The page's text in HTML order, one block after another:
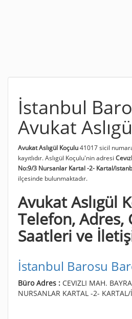
İstanbul
Avukat
Avukat Aslıgül Koçulu41017 sicil
kayıtlıdır. Aslıgül Koçulu'nin adresi
No:9/3 Nursanlar Kartal -2- Kartal/
ilçesinde bulunmaktadır.
Avukat Aslıgül
Telefon, Adres,
Saatleri ve
İstanbul Barosu
Büro Adres : CEVIZLI MAH.
NURSANLAR KARTAL -2- KARTAL/